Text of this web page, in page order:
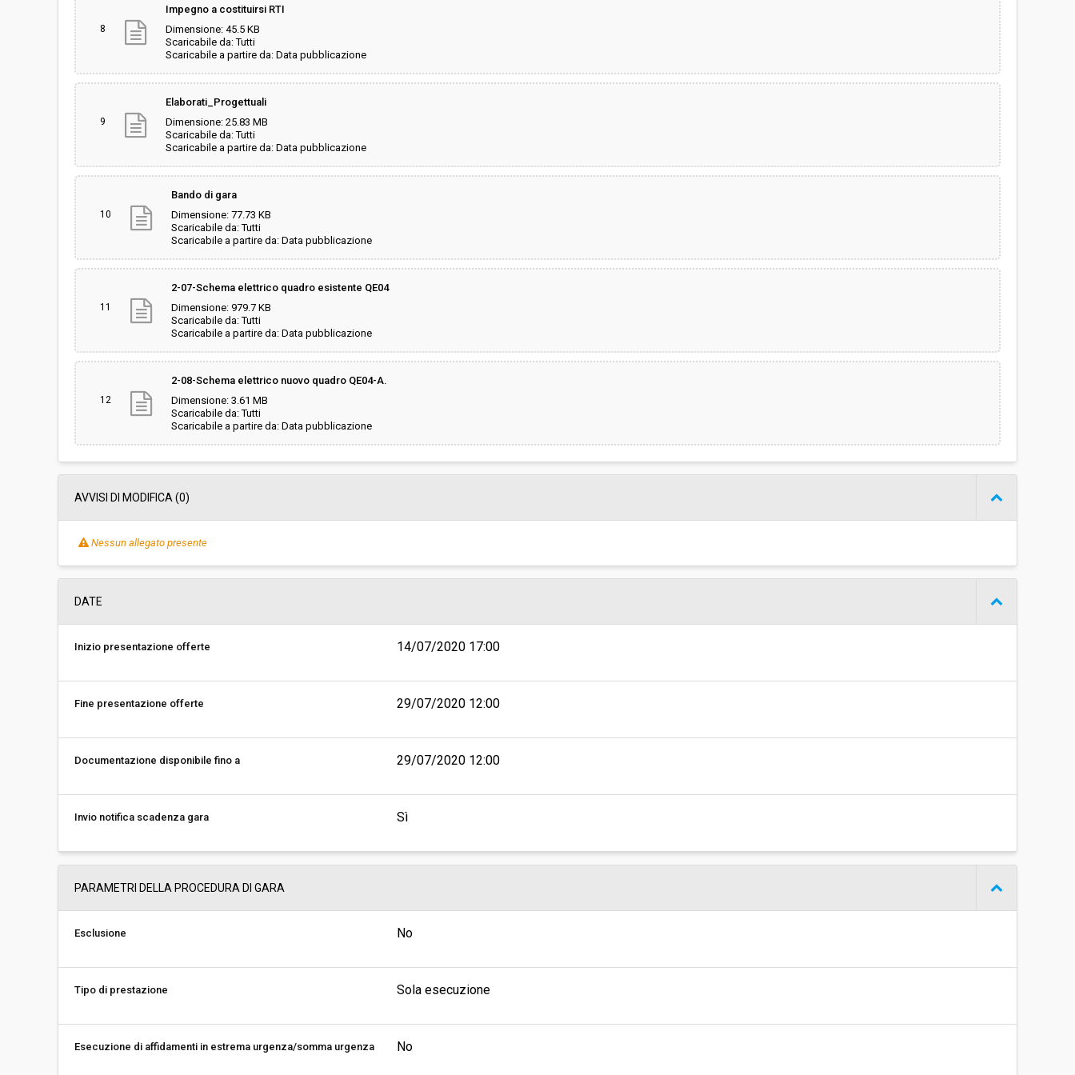
8
Impegno a costituirsi RTI
Dimensione: 45.5 KB
Scaricabile da: Tutti
Scaricabile a partire da: Data pubblicazione
9
Elaborati_Progettuali
Dimensione: 25.83 MB
Scaricabile da: Tutti
Scaricabile a partire da: Data pubblicazione
10
Bando di gara
Dimensione: 77.73 KB
Scaricabile da: Tutti
Scaricabile a partire da: Data pubblicazione
11
2-07-Schema elettrico quadro esistente QE04
Dimensione: 979.7 KB
Scaricabile da: Tutti
Scaricabile a partire da: Data pubblicazione
12
2-08-Schema elettrico nuovo quadro QE04-A.
Dimensione: 3.61 MB
Scaricabile da: Tutti
Scaricabile a partire da: Data pubblicazione
AVVISI DI MODIFICA (0)
Nessun allegato presente
DATE
Inizio presentazione offerte 14/07/2020 17:00
Fine presentazione offerte 29/07/2020 12:00
Documentazione disponibile fino a 29/07/2020 12:00
Invio notifica scadenza gara Sì
PARAMETRI DELLA PROCEDURA DI GARA
Esclusione No
Tipo di prestazione Sola esecuzione
Esecuzione di affidamenti in estrema urgenza/somma urgenza No